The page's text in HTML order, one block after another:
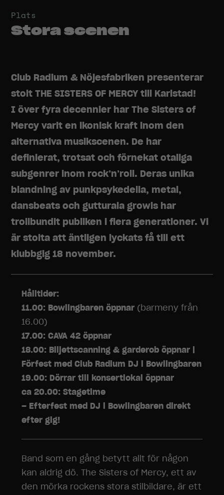
Plats
Stora scenen
Club Radium & Nöjesfabriken presenterar
stolt THE SISTERS OF MERCY till Karlstad!
I över fyra decennier har The Sisters of
Mercy varit en ikonisk kraft inom den
alternativa musikscenen. De har
definierat, trotsat och förnekat otaliga
subgenrer inom rock’n’roll. Deras unika
blandning av punkpsykedelia, metal,
dansbeats och gutturala growls har
trollbundit publiken i flera generationer. Vi
är stolta att äntligen lyckats få till ett
klubbgig 18 november.
Hålltider:
11.00: Bowlingbaren öppnar (barmeny från
16.00)
17.00: CAVA 42 öppnar
18.00: Biljettscanning & garderob öppnar |
Förfest med Club Radium DJ i Bowlingbaren
19.00: Dörrar till konsertlokal öppnar
ca 20.00: Stagetime
– Efterfest med DJ i Bowlingbaren direkt
efter gig!
Band som en gång betytt allt för någon
kan aldrig dö. The Sisters of Mercy, ett av
den mörka rockens stora stilbildare, är ett